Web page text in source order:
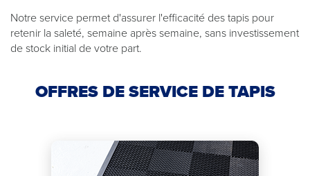
Notre service permet d'assurer l'efficacité des tapis pour
retenir la saleté, semaine après semaine, sans investissement
de stock initial de votre part.
OFFRES DE SERVICE DE TAPIS